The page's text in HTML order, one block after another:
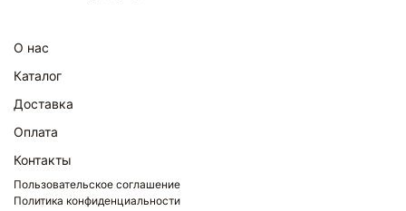
О нас
Каталог
Доставка
Оплата
Контакты
Пользовательское соглашение
Политика конфиденциальности